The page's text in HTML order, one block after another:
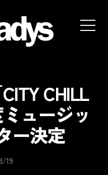
CHILL
ュージッ
ー決定
19